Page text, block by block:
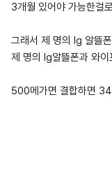
3개월 있어야 가능한걸
그래서 제 명의 lg 알뜰
제 명의 lg알뜰폰과 와
500메가면 결합하면